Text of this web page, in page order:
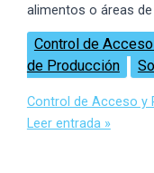
alimentos o áreas
Control de
de Producción
Control de Acceso y
Leer entrada »